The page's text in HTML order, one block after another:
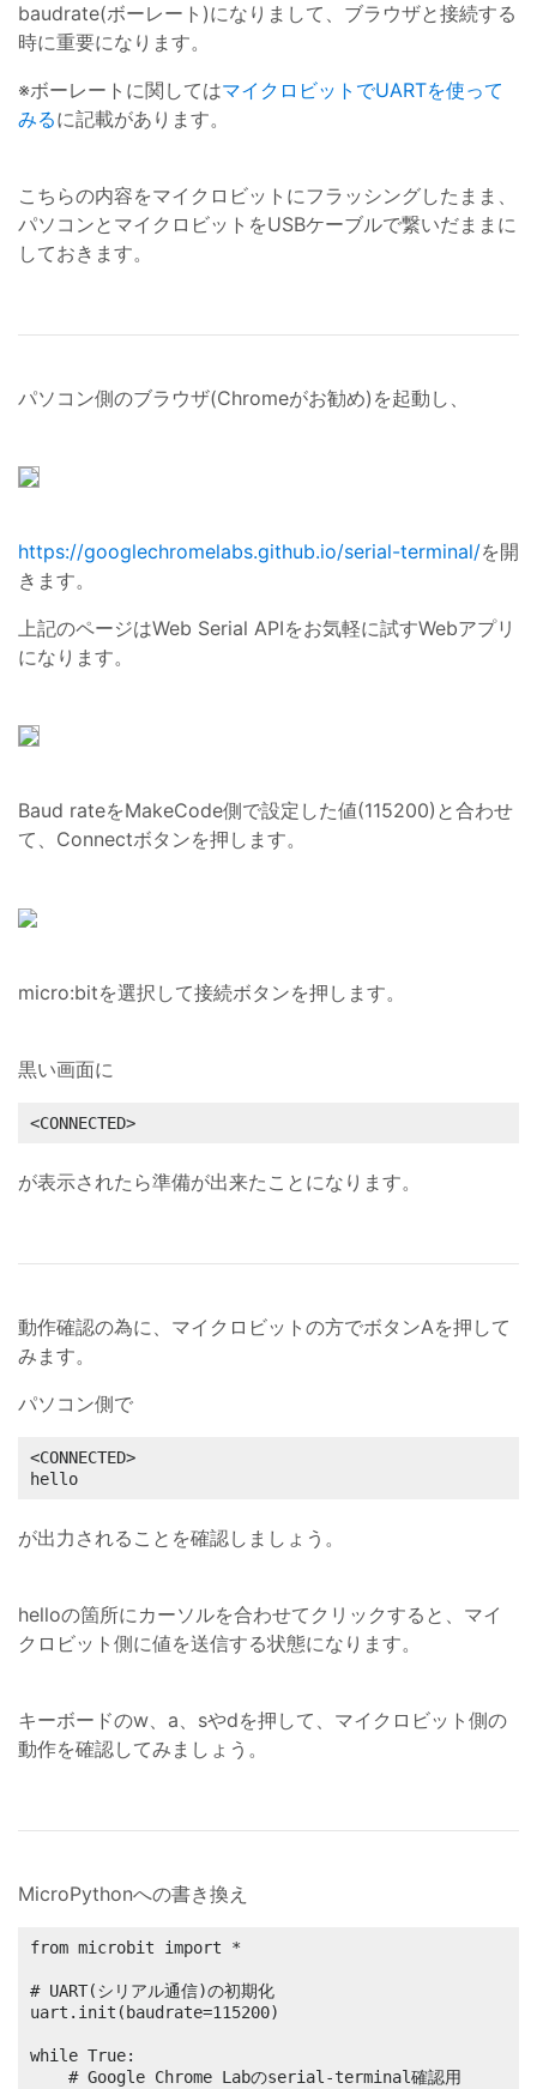
baudrate(ボーレート)になりまして、ブラウザと接続する
時に重要になります。
※ボーレートに関してはマイクロビットでUARTを使って
みるに記載があります。
こちらの内容をマイクロビットにフラッシングしたまま、
パソコンとマイクロビットをUSBケーブルで繋いだままに
しておきます。
パソコン側のブラウザ(Chromeがお勧め)を起動し、
https://googlechromelabs.github.io/serial-terminal/を開
きます。
上記のページはWeb Serial APIをお気軽に試すWebアプリ
になります。
Baud rateをMakeCode側で設定した値(115200)と合わせ
て、Connectボタンを押します。
micro:bitを選択して接続ボタンを押します。
黒い画面に
<CONNECTED>
が表示されたら準備が出来たことになります。
動作確認の為に、マイクロビットの方でボタンAを押して
みます。
パソコン側で
<CONNECTED>
hello
が出力されることを確認しましょう。
helloの箇所にカーソルを合わせてクリックすると、マイ
クロビット側に値を送信する状態になります。
キーボードのw、a、sやdを押して、マイクロビット側の
動作を確認してみましょう。
MicroPythonへの書き換え
from microbit import *
# UART(シリアル通信)の初期化
uart.init(baudrate=115200)
while True:
    # Google Chrome Labのserial-terminal確認用